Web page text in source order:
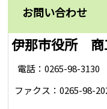
お問い合わせ
伊那市役所
電話：0265-98-3130
ファクス：0265-98-